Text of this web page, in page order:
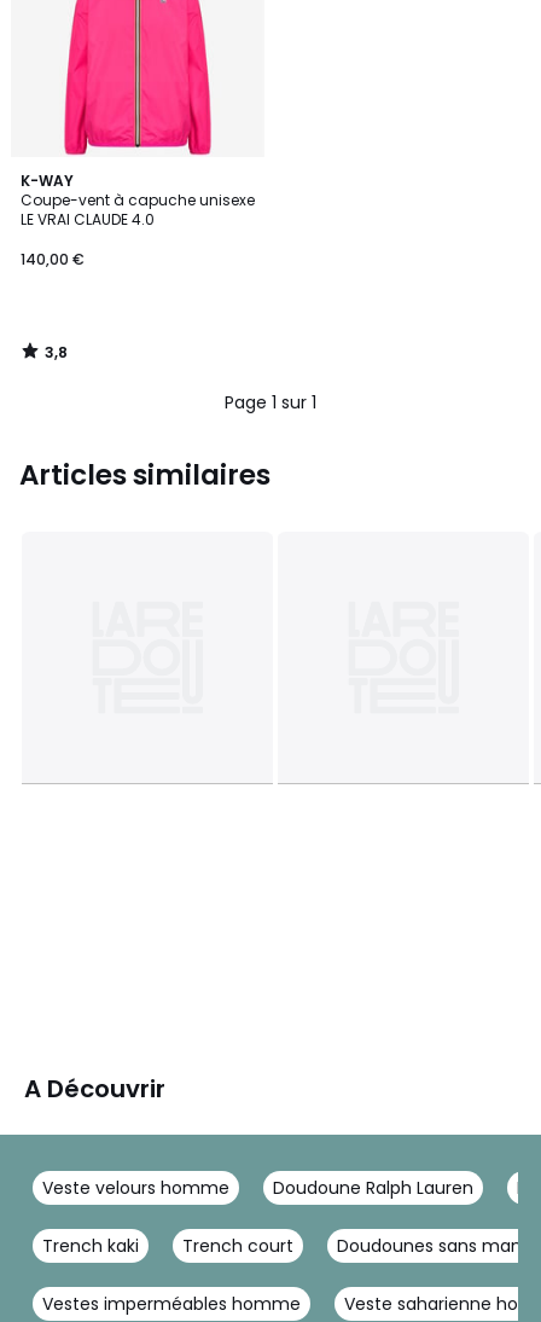
K-WAY
Coupe-vent à capuche unisexe
LE VRAI CLAUDE 4.0
140,00 €
3,8
/ 5
3,8
/
Page 1 sur 1
Articles similaires
A Découvrir
Veste velours homme Doudoune Ralph Lauren
Trench kaki Trench court Doudounes sans
Vestes imperméables homme Veste saharienne